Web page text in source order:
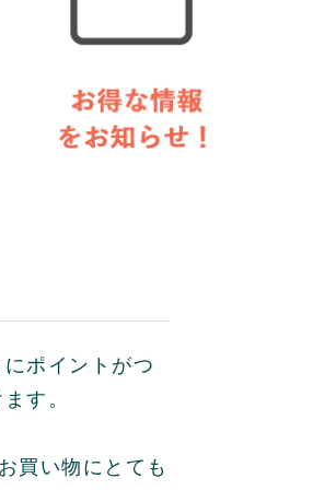
ポイントがつ
す。
買い物にとても